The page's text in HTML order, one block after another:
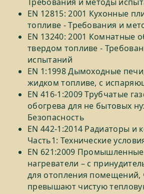
EN 12815: 2001 Кухонные
топливе - Требования и
EN 13240: 2001 Комнатные
твердом топливе -
испытаний
EN 1:1998 Дымоходные
жидком топливе, с
EN 416-1:2009 Трубчатые
обогрева для не бытовых
Безопасность
EN 442-1:2014 Радиаторы и
Часть1: Технические
EN 621:2009
нагреватели – с
для отопления помещений,
превышают чистую